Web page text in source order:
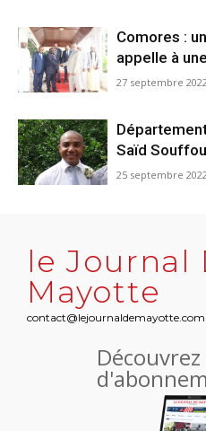
Comores :
appelle à
27 septembre
Saïd
25 septembre
le Journal
Mayotte
contact@lejournaldemayotte.com